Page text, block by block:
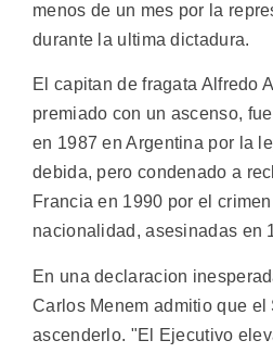
menos de un mes por la
durante la ultima dictadura.
El capitan de fragata Alfredo
premiado con un ascenso,
en 1987 en Argentina por la
debida, pero condenado a
Francia en 1990 por el
nacionalidad, asesinadas en
En una declaracion
Carlos Menem admitio que el
ascenderlo. "El Ejecutivo